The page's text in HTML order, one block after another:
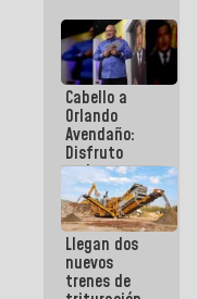
Cabello a
Orlando
Avendaño:
Disfruto
cada vez
que escribes
porque lo
que haces
es
embarrarla
Llegan dos
nuevos
trenes de